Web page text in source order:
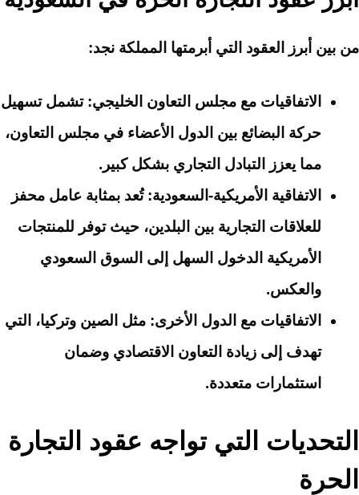
من بين أبرز العقود التي أبرمتها المملكة نجد:
الاتفاقيات مع مجلس التعاون الخليجي: تشمل تسهيل
حركة البضائع بين الدول الأعضاء في مجلس التعاون،
مما يعزز التبادل التجاري بشكل كبير.
الاتفاقية الأمريكية-السعودية: تُعد بمثابة عامل محفز
للعلاقات التجارية بين البلدين، حيث توفر للمنتجات
الأمريكية الدخول السهل إلى السوق السعودي
والعكس.
الاتفاقيات مع الدول الأخرى: مثل الصين وتركيا، التي
تهدف إلى زيادة التعاون الاقتصادي وضمان
استثمارات متعددة.
التحديات التي تواجه عقود التجارة
الحرة